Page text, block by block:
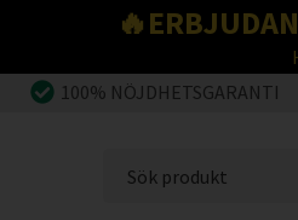
100% NÖJDHETSGARANTI